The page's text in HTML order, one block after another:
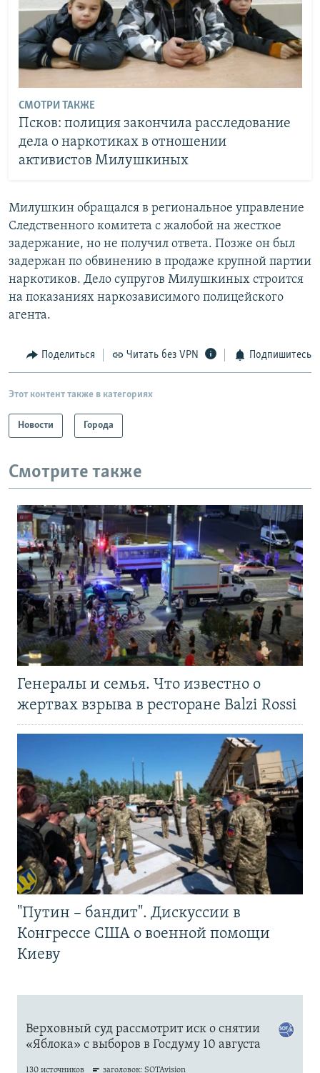
СМОТРИ ТАКЖЕ
Псков: полиция закончила расследование
дела о наркотиках в отношении
активистов Милушкиных
Милушкин обращался в региональное управление
Следственного комитета с жалобой на жесткое
задержание, но не получил ответа. Позже он был
задержан по обвинению в продаже крупной партии
наркотиков. Дело супругов Милушкиных строится
на показаниях наркозависимого полицейского
агента.
Поделиться Читать без VPN Подпишитесь
Этот контент также в категориях
Новости Города
Смотрите также
Генералы и семья. Что известно о
жертвах взрыва в ресторане Balzi Rossi
"Путин – бандит". Дискуссии в
Конгрессе США о военной помощи
Киеву